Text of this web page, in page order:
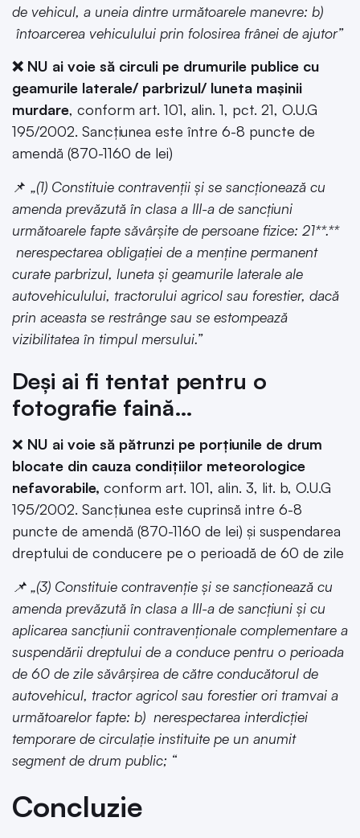
de vehicul, a uneia dintre următoarele manevre: b)
întoarcerea vehiculului prin folosirea frânei de ajutor”
❌ NU ai voie să circuli pe drumurile publice cu
geamurile laterale/ parbrizul/ luneta mașinii
murdare, conform art. 101, alin. 1, pct. 21, O.U.G
195/2002. Sancțiunea este între 6-8 puncte de
amendă (870-1160 de lei)
📌 „(1) Constituie contravenții și se sancționează cu
amenda prevăzută în clasa a III-a de sancțiuni
următoarele fapte săvârșite de persoane fizice: 21**.**
nerespectarea obligației de a menține permanent
curate parbrizul, luneta și geamurile laterale ale
autovehiculului, tractorului agricol sau forestier, dacă
prin aceasta se restrânge sau se estompează
vizibilitatea în timpul mersului.”
Deși ai fi tentat pentru o
fotografie faină…
❌ NU ai voie să pătrunzi pe porțiunile de drum
blocate din cauza condițiilor meteorologice
nefavorabile, conform art. 101, alin. 3, lit. b, O.U.G
195/2002. Sancțiunea este cuprinsă intre 6-8
puncte de amendă (870-1160 de lei) și suspendarea
dreptului de conducere pe o perioadă de 60 de zile
📌 „(3) Constituie contravenție și se sancționează cu
amenda prevăzută în clasa a III-a de sancțiuni și cu
aplicarea sancțiunii contravenționale complementare a
suspendării dreptului de a conduce pentru o perioada
de 60 de zile săvârșirea de către conducătorul de
autovehicul, tractor agricol sau forestier ori tramvai a
următoarelor fapte: b) nerespectarea interdicției
temporare de circulație instituite pe un anumit
segment de drum public; “
Concluzie